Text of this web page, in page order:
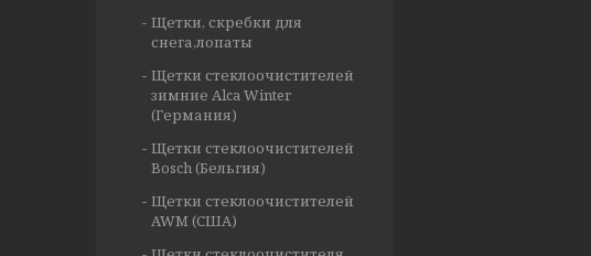
Щетки, скребки для
снега,лопаты
Щетки стеклоочистителей
зимние Alca Winter
(Германия)
Щетки стеклоочистителей
Bosch (Бельгия)
Щетки стеклоочистителей
AWM (США)